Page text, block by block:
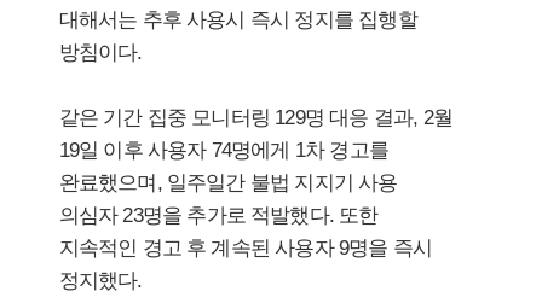
대해서는 추후 사용시 즉시 정지를 집행할
방침이다.
같은 기간 집중 모니터링 129명 대응 결과, 2월
19일 이후 사용자 74명에게 1차 경고를
완료했으며, 일주일간 불법 지지기 사용
의심자 23명을 추가로 적발했다. 또한
지속적인 경고 후 계속된 사용자 9명을 즉시
정지했다.